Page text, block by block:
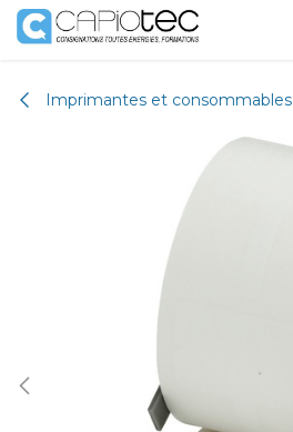
Skip to Content
Imprimantes et consommables